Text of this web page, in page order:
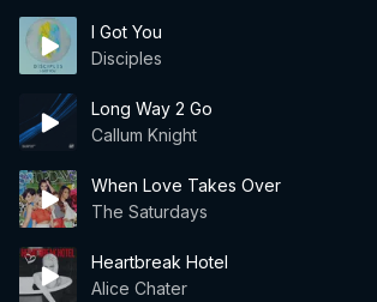
I Got You
Disciples
Long Way 2 Go
Callum Knight
When Love Takes Over
The Saturdays
Heartbreak Hotel
Alice Chater